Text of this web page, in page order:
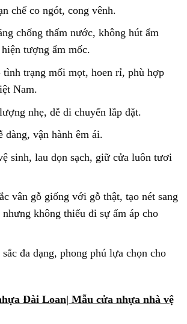
chế co ngót, cong vênh.
chống thấm nước, không hút ẩm
tượng ẩm mốc.
tình trạng mối mọt, hoen rỉ, phù hợp
Nam.
nhẹ, dễ di chuyển lắp đặt.
dàng, vận hành êm ái.
sinh, lau dọn sạch, giữ cửa luôn tươi
vân gỗ giống với gỗ thật, tạo nét sang
không thiếu đi sự ấm áp cho
đa dạng, phong phú lựa chọn cho
Đài Loan| Mẫu cửa nhựa nhà vệ